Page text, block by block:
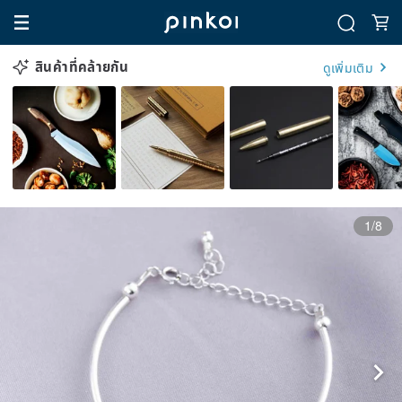
สินค้าที่คล้ายกัน ดูเพิ่มเติม
1/8